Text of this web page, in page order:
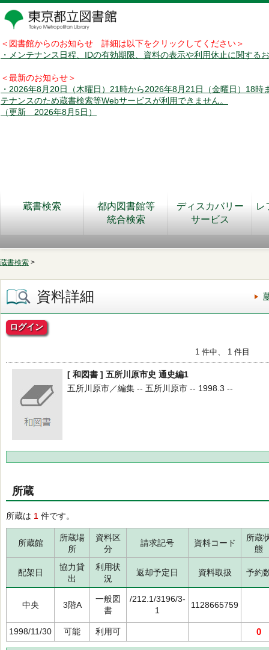
＜図書館からのお知らせ 詳細は以下をクリックしてください＞
・メンテナンス日程、IDの有効期限、資料の表示や利用休止に関する
＜最新のお知らせ＞
・2026年8月20日（木曜日）21時から2026年8月21日（金曜日）18時
テナンスのため蔵書検索等Webサービスが利用できません。
（更新 2026年8月5日）
蔵書検索
都内図書館等
統合検索
ディスカバリー
サービス
レ
蔵書検索 >
資料詳細
ログイン
1 件中、 1 件目
[ 和図書 ] 五所川原市史 通史編1
五所川原市／編集 -- 五所川原市 -- 1998.3 --
所蔵
所蔵は 1 件です。
所蔵館
所蔵場
所
資料区
分
請求記号 資料コード
所蔵
態
配架日
協力貸
出
利用状
況
返却予定日 資料取扱 予約
中央 3階A
一般図
書
/212.1/3196/3-
1
1128665759
1998/11/30 可能 利用可 0